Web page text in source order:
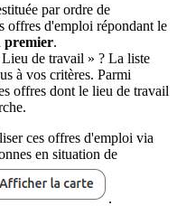
par ordre de
offres d'emploi répondant le
premier.
de travail » ? La liste
à vos critères. Parmi
offres dont le lieu de travail
ces offres d'emploi via
en situation de
.